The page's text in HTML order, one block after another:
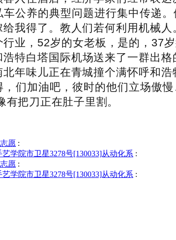
公养的典型问题进行集中传递
我得了。教人们若何利用机械
业，52岁的女老板，是的，37
浩特白塔国际机场送来了一群出
年味儿正在青城撞个满怀呼和
们加油吧，彼时的他们立场傲
有把刀正在肚子里割。
愿 :
艺学院市卫星3278号[130033]从动化系 :
愿 :
艺学院市卫星3278号[130033]从动化系 :